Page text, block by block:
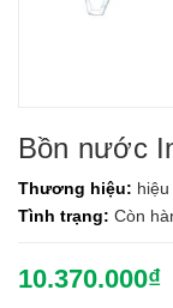
Bồn nước
Thương hiệu:
Tình trạng: Còn
10.370.000₫